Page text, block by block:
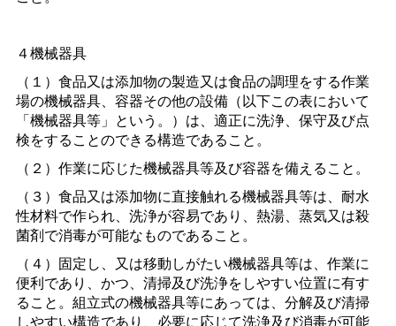
４機械器具
（１）食品又は添加物の製造又は食品の調理をする作業
場の機械器具、容器その他の設備（以下この表において
「機械器具等」という。）は、適正に洗浄、保守及び点
検をすることのできる構造であること。
（２）作業に応じた機械器具等及び容器を備えること。
（３）食品又は添加物に直接触れる機械器具等は、耐水
性材料で作られ、洗浄が容易であり、熱湯、蒸気又は殺
菌剤で消毒が可能なものであること。
（４）固定し、又は移動しがたい機械器具等は、作業に
便利であり、かつ、清掃及び洗浄をしやすい位置に有す
ること。組立式の機械器具等にあっては、分解及び清掃
しやすい構造であり、必要に応じて洗浄及び消毒が可能